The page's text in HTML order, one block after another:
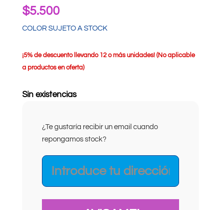
$5.500
COLOR SUJETO A STOCK
¡5% de descuento llevando 12 o más unidades! (No aplicable
a productos en oferta)
Sin existencias
¿Te gustaría recibir un email cuando
repongamos stock?